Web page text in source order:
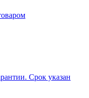
Срок указан